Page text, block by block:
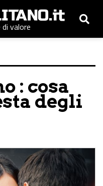
valore
: cosa
degli